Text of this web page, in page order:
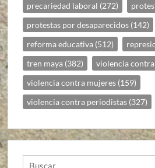
precariedad laboral (272)
protestas por desaparecidos (142)
reforma educativa (512)
tren maya (382) violencia
violencia contra mujeres (159)
violencia contra periodistas (327)